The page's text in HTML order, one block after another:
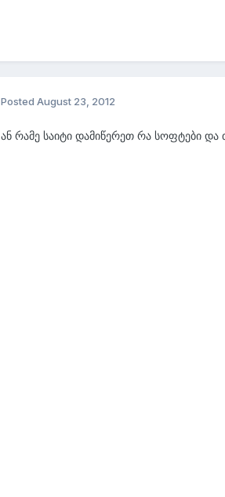
Posted August 23, 2012
ან რამე საიტი დამიწერეთ რა სოფტები და